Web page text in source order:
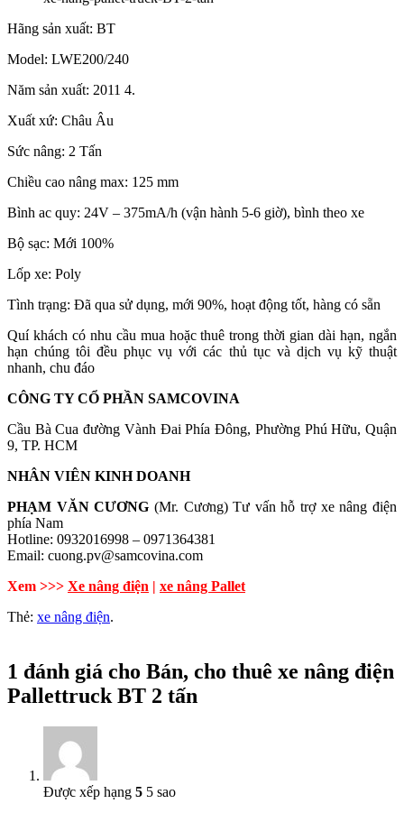
Hãng sản xuất: BT
Model: LWE200/240
Năm sản xuất: 2011 4.
Xuất xứ: Châu Âu
Sức nâng: 2 Tấn
Chiều cao nâng max: 125 mm
Bình ac quy: 24V – 375mA/h (vận hành 5-6 giờ), bình theo xe
Bộ sạc: Mới 100%
Lốp xe: Poly
Tình trạng: Đã qua sử dụng, mới 90%, hoạt động tốt, hàng có sẵn
Quí khách có nhu cầu mua hoặc thuê trong thời gian dài hạn, ngắn
hạn chúng tôi đều phục vụ với các thủ tục và dịch vụ kỹ thuật
nhanh, chu đáo
CÔNG TY CỔ PHẦN SAMCOVINA
Cầu Bà Cua đường Vành Đai Phía Đông, Phường Phú Hữu, Quận
9, TP. HCM
NHÂN VIÊN KINH DOANH
PHẠM VĂN CƯƠNG (Mr. Cương) Tư vấn hỗ trợ xe nâng điện
phía Nam
Hotline: 0932016998 – 0971364381
Email: cuong.pv@samcovina.com
Xem >>> Xe nâng điện | xe nâng Pallet
Thẻ: xe nâng điện.
1 đánh giá cho Bán, cho thuê xe nâng điện
Pallettruck BT 2 tấn
Được xếp hạng 5 5 sao